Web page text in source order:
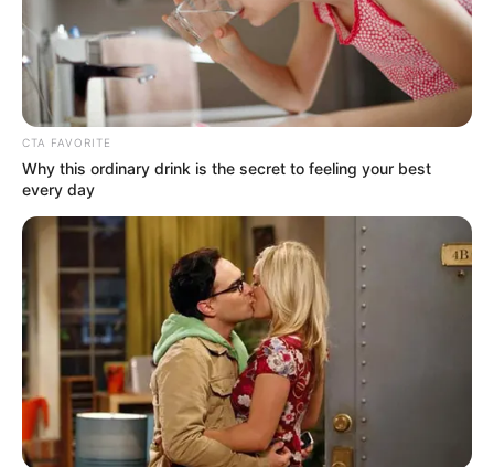
CTA FAVORITE
Why this ordinary drink is the secret to feeling your best
every day